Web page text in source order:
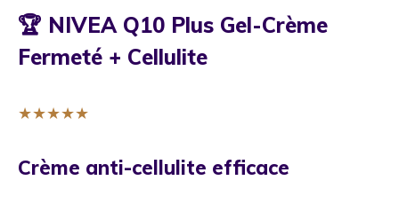
🏆 NIVEA Q10 Plus Gel-Crème
Fermeté + Cellulite
★★★★★
Crème anti-cellulite efficace